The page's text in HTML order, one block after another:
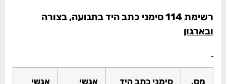
רשימת 114 סימני כתב היד בתנועה, בצורה
ובארגון
מס. סימני כתב היד אנשי אנשי